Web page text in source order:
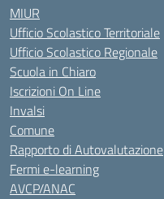
MIUR
Ufficio Scolastico Territoriale
Ufficio Scolastico Regionale
Scuola in Chiaro
Iscrizioni On Line
Invalsi
Comune
Rapporto di Autovalutazione
Fermi e-learning
AVCP/ANAC